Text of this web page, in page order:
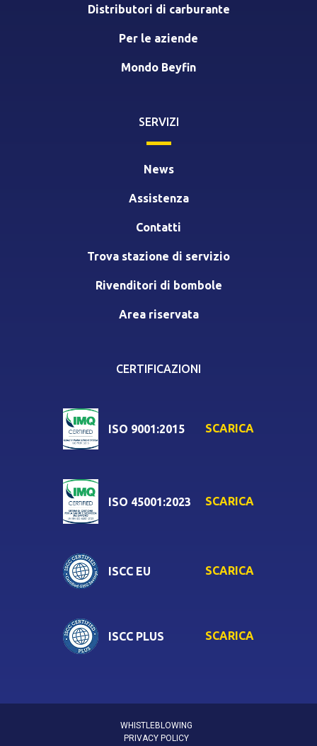
Distributori di carburante
Per le aziende
Mondo Beyfin
SERVIZI
News
Assistenza
Contatti
Trova stazione di servizio
Rivenditori di bombole
Area riservata
CERTIFICAZIONI
ISO 9001:2015 SCARICA
ISO 45001:2023 SCARICA
ISCC EU SCARICA
ISCC PLUS SCARICA
WHISTLEBLOWING
PRIVACY POLICY